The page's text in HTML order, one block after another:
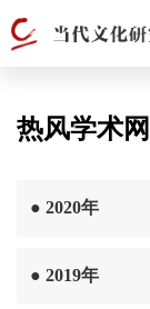
热风学术网
● 2020年
● 2019年